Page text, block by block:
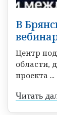
В
Центр
области,
проекта ...
Читать